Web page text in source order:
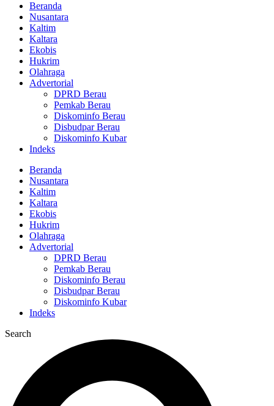
Beranda
Nusantara
Kaltim
Kaltara
Ekobis
Hukrim
Olahraga
Advertorial
DPRD Berau
Pemkab Berau
Diskominfo Berau
Disbudpar Berau
Diskominfo Kubar
Indeks
Beranda
Nusantara
Kaltim
Kaltara
Ekobis
Hukrim
Olahraga
Advertorial
DPRD Berau
Pemkab Berau
Diskominfo Berau
Disbudpar Berau
Diskominfo Kubar
Indeks
Search